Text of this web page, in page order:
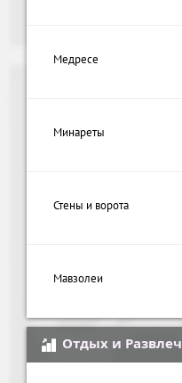
Медресе
Минареты
Стены и ворота
Мавзолеи
Отдых и